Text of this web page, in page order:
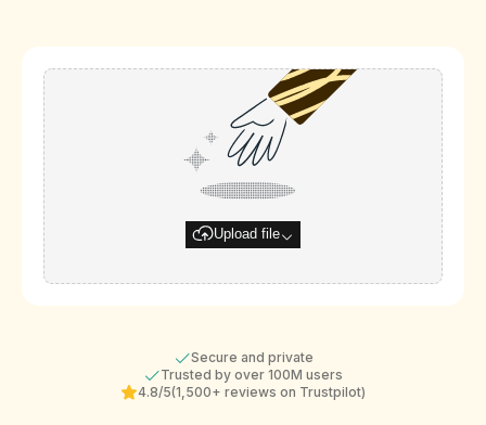
Upload file
Secure and private
Trusted by over 100M users
4.8/5(1,500+ reviews on Trustpilot)